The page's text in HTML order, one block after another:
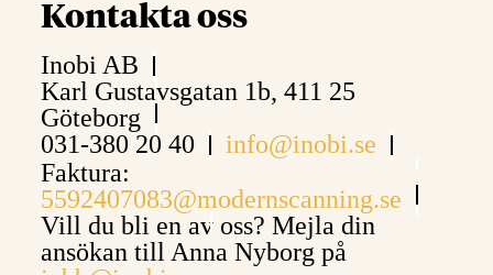
Kontakta oss
Inobi AB
Karl Gustavsgatan 1b, 411 25
Göteborg
031-380 20 40
info@inobi.se
Faktura:
5592407083@modernscanning.se
Vill du bli en av oss? Mejla din
ansökan till Anna Nyborg på